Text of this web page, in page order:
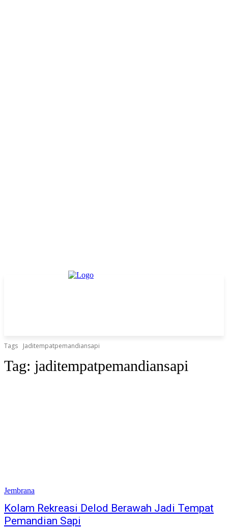
Tags Jaditempatpemandiansapi
Tag: jaditempatpemandiansapi
Jembrana
Kolam Rekreasi Delod Berawah Jadi Tempat
Pemandian Sapi